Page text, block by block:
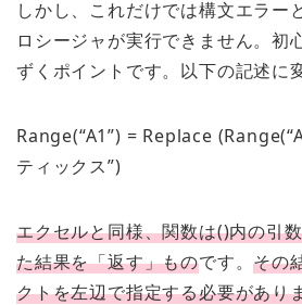
しかし、これだけでは構文エラー
ロシージャが実行できません。初
ずくポイントです。以下の記述に
Range(“A1”) = Replace
ティックス”)
エクセルと同様、関数は()内の引
た結果を「返す」ものです。その
クトを左辺で指定する必要があり